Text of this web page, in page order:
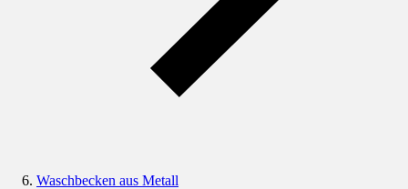
Waschbecken aus Metall